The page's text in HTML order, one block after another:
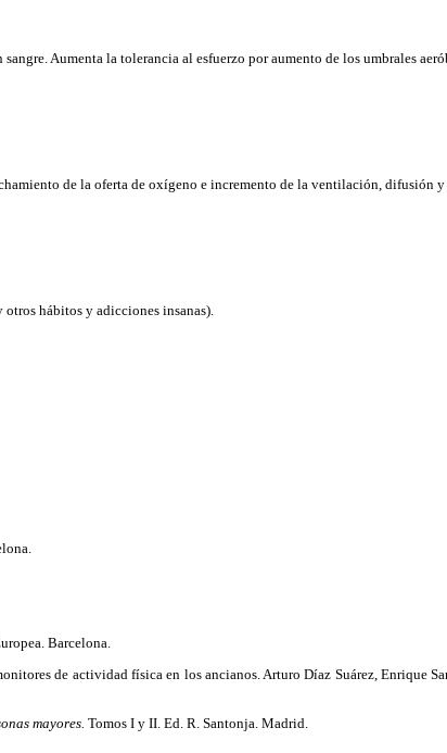
Aumenta la tolerancia al esfuerzo por aumento de los umbrales
de la oferta de oxígeno e incremento de la ventilación, difusión
hábitos y adicciones insanas).
Barcelona.
de actividad física en los ancianos. Arturo Díaz Suárez, Enrique
mayores. Tomos I y II. Ed. R. Santonja. Madrid.